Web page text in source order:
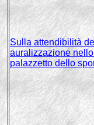
Sulla attendibilità
auralizzazione
palazzetto dello